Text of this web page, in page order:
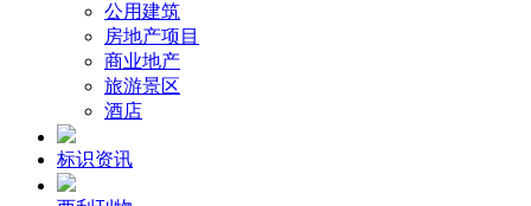
公用建筑
房地产项目
商业地产
旅游景区
酒店
标识资讯